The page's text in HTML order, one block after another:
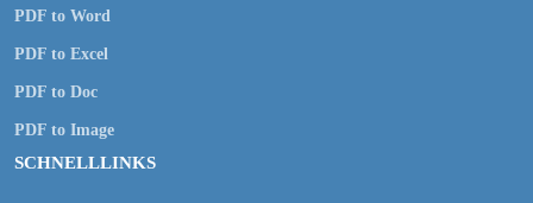
PDF to Word
PDF to Excel
PDF to Doc
PDF to Image
SCHNELLLINKS